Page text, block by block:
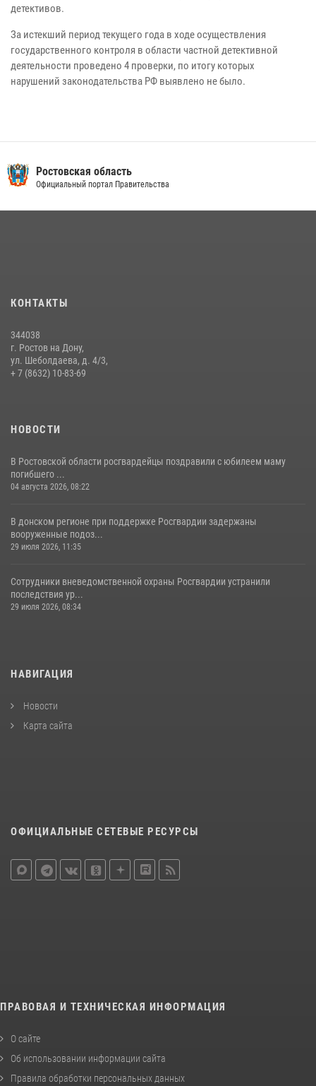
детективов.
За истекший период текущего года в ходе осуществления
государственного контроля в области частной детективной
деятельности проведено 4 проверки, по итогу которых
нарушений законодательства РФ выявлено не было.
Ростовская область
Официальный портал Правительства
КОНТАКТЫ
344038
г. Ростов на Дону,
ул. Шеболдаева, д. 4/3,
+ 7 (8632) 10-83-69
НОВОСТИ
В Ростовской области росгвардейцы поздравили с юбилеем маму
погибшего ...
04 августа 2026, 08:22
В донском регионе при поддержке Росгвардии задержаны
вооруженные подоз...
29 июля 2026, 11:35
Сотрудники вневедомственной охраны Росгвардии устранили
последствия ур...
29 июля 2026, 08:34
НАВИГАЦИЯ
Новости
Карта сайта
ОФИЦИАЛЬНЫЕ СЕТЕВЫЕ РЕСУРСЫ
ПРАВОВАЯ И ТЕХНИЧЕСКАЯ ИНФОРМАЦИЯ
О сайте
Об использовании информации сайта
Правила обработки персональных данных